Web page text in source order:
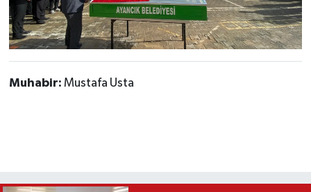
Muhabir: Mustafa Usta